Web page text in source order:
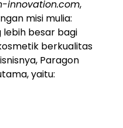
innovation.com,
misi mulia:
besar bagi
berkualitas
Paragon
yaitu: